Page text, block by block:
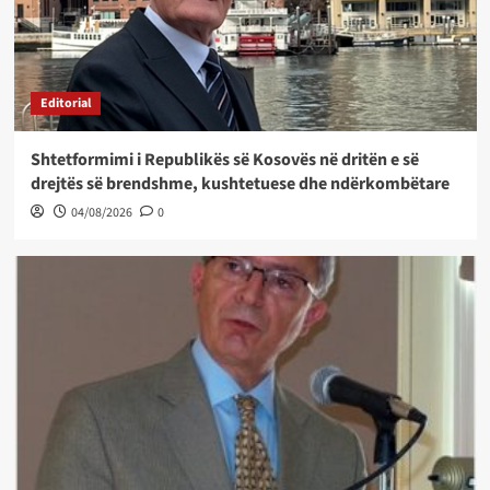
Editorial
Shtetformimi i Republikës së Kosovës në dritën e së
drejtës së brendshme, kushtetuese dhe ndërkombëtare
04/08/2026 0